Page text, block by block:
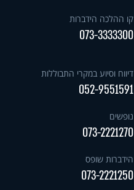
קו ההלכה הידברות
073-3333300
דיווח וסיוע במקרי התבוללות
052-9551591
נופשים
073-2221270
הידברות שופס
073-2221250